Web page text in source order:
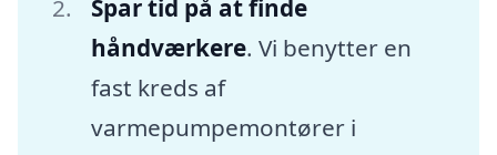
Spar tid på at finde
håndværkere. Vi benytter en
fast kreds af
varmepumpemontører i